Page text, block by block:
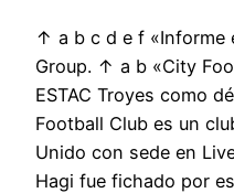
↑ a b c d e f «Informe
Group. ↑ a b «City
ESTAC Troyes como
Football Club es un
Unido con sede en
Hagi fue fichado por